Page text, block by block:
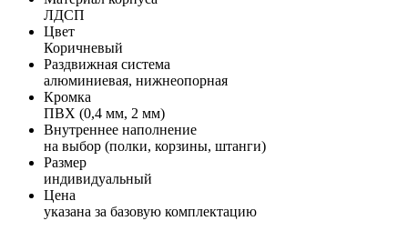
ЛДСП
Цвет
Коричневый
Раздвижная система
алюминиевая, нижнеопорная
Кромка
ПВХ (0,4 мм, 2 мм)
Внутреннее наполнение
на выбор (полки, корзины, штанги)
Размер
индивидуальный
Цена
указана за базовую комплектацию